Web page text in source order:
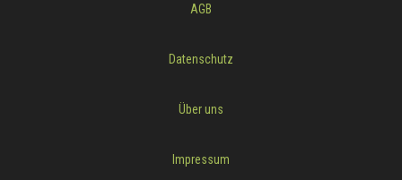
AGB
Datenschutz
Über uns
Impressum